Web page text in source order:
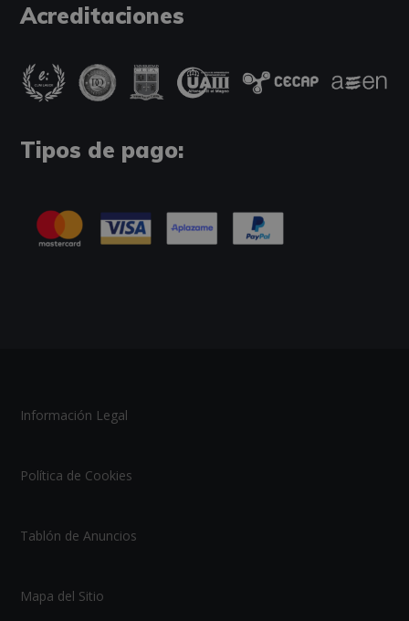
Acreditaciones
Tipos de pago:
Información Legal
Política de Cookies
Tablón de Anuncios
Mapa del Sitio